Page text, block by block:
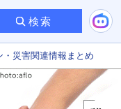
検索
災害関連情報まとめ